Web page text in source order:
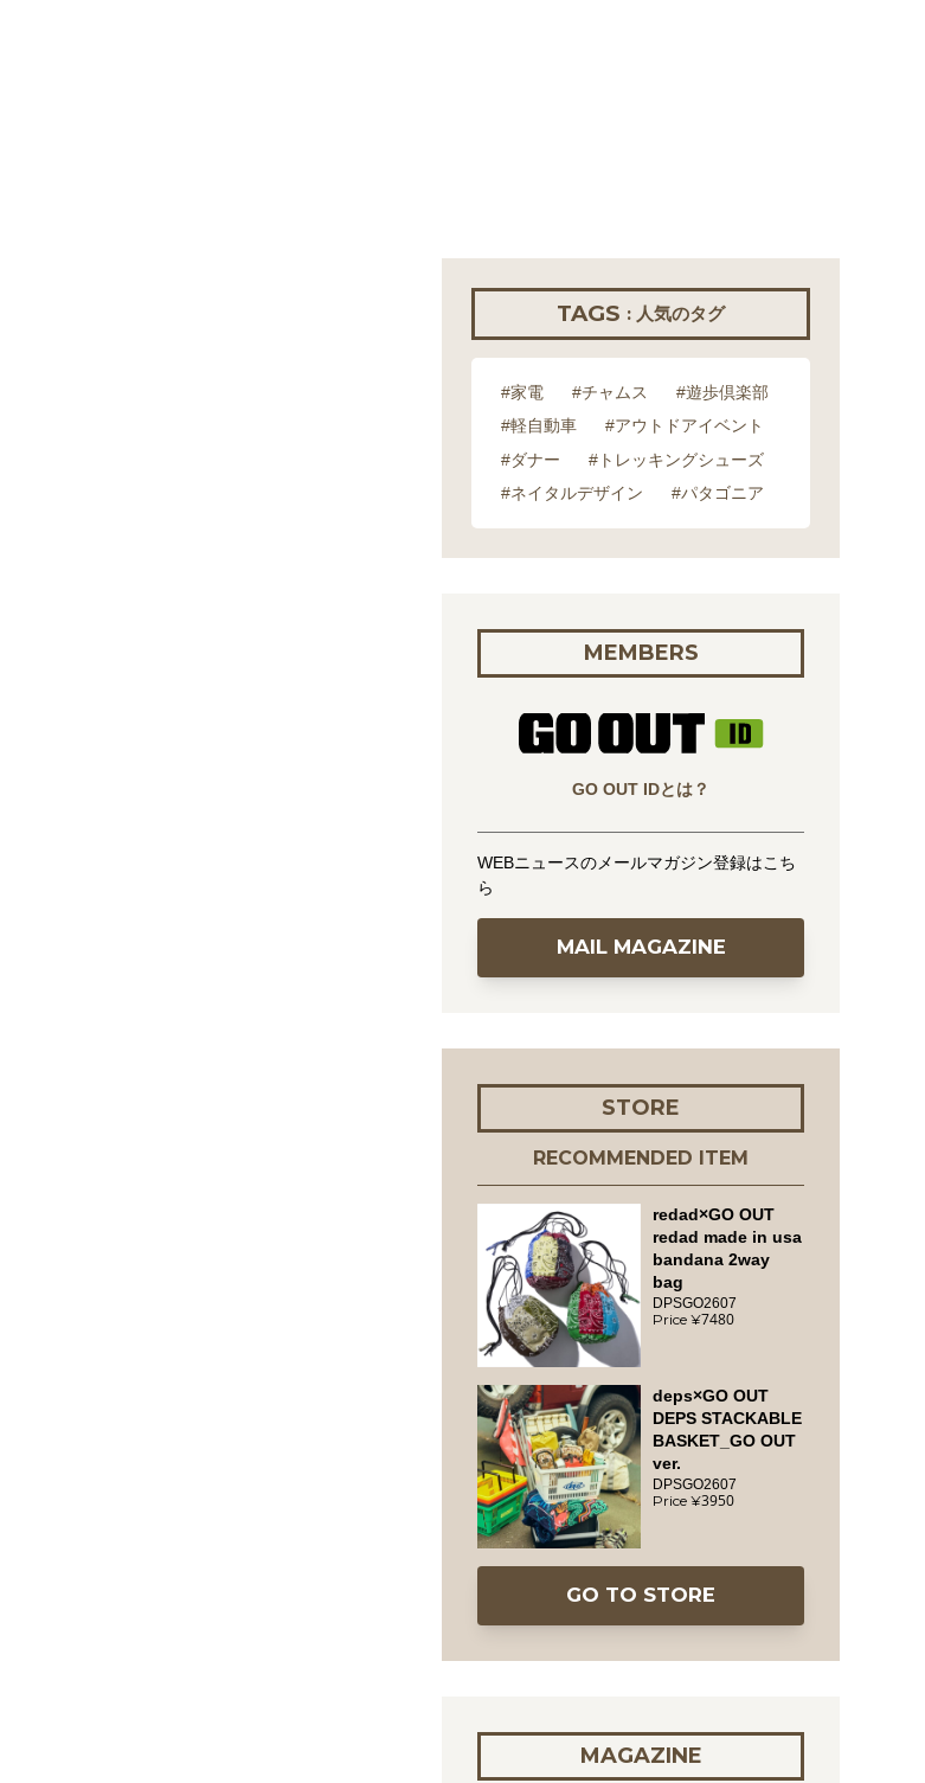
TAGS : 人気のタグ
#家電 #チャムス
#遊歩倶楽部
#軽自動車
#アウトドアイベント
#ダナー
#トレッキングシューズ
#ネイタルデザイン
#パタゴニア
MEMBERS
GO OUT IDとは？
WEBニュースのメールマガジン登録はこち
ら
MAIL MAGAZINE
STORE
RECOMMENDED ITEM
redad×GO OUT
redad made in usa
bandana 2way
bag
DPSGO2607
7480
deps×GO OUT
DEPS STACKABLE
BASKET_GO OUT
ver.
DPSGO2607
3950
GO TO STORE
MAGAZINE